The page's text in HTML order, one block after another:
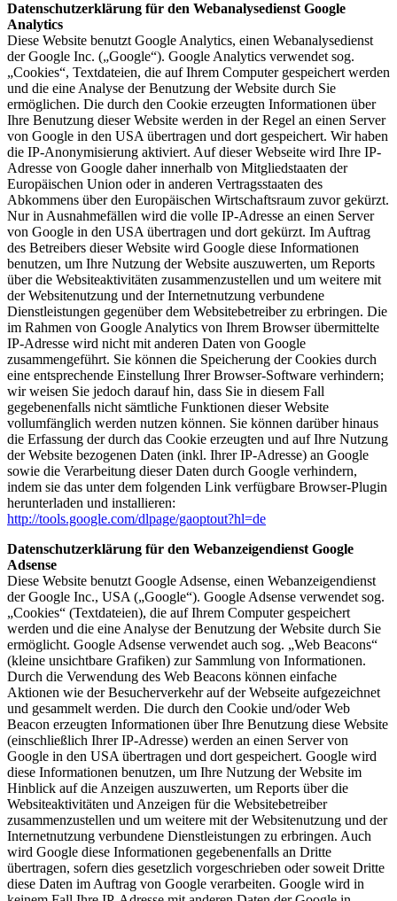
Datenschutzerklärung für den Webanalysedienst Google
Analytics
Diese Website benutzt Google Analytics, einen Webanalysedienst
der Google Inc. („Google“). Google Analytics verwendet sog.
„Cookies“, Textdateien, die auf Ihrem Computer gespeichert werden
und die eine Analyse der Benutzung der Website durch Sie
ermöglichen. Die durch den Cookie erzeugten Informationen über
Ihre Benutzung dieser Website werden in der Regel an einen Server
von Google in den USA übertragen und dort gespeichert. Wir haben
die IP-Anonymisierung aktiviert. Auf dieser Webseite wird Ihre IP-
Adresse von Google daher innerhalb von Mitgliedstaaten der
Europäischen Union oder in anderen Vertragsstaaten des
Abkommens über den Europäischen Wirtschaftsraum zuvor gekürzt.
Nur in Ausnahmefällen wird die volle IP-Adresse an einen Server
von Google in den USA übertragen und dort gekürzt. Im Auftrag
des Betreibers dieser Website wird Google diese Informationen
benutzen, um Ihre Nutzung der Website auszuwerten, um Reports
über die Websiteaktivitäten zusammenzustellen und um weitere mit
der Websitenutzung und der Internetnutzung verbundene
Dienstleistungen gegenüber dem Websitebetreiber zu erbringen. Die
im Rahmen von Google Analytics von Ihrem Browser übermittelte
IP-Adresse wird nicht mit anderen Daten von Google
zusammengeführt. Sie können die Speicherung der Cookies durch
eine entsprechende Einstellung Ihrer Browser-Software verhindern;
wir weisen Sie jedoch darauf hin, dass Sie in diesem Fall
gegebenenfalls nicht sämtliche Funktionen dieser Website
vollumfänglich werden nutzen können. Sie können darüber hinaus
die Erfassung der durch das Cookie erzeugten und auf Ihre Nutzung
der Website bezogenen Daten (inkl. Ihrer IP-Adresse) an Google
sowie die Verarbeitung dieser Daten durch Google verhindern,
indem sie das unter dem folgenden Link verfügbare Browser-Plugin
herunterladen und installieren:
http://tools.google.com/dlpage/gaoptout?hl=de
Datenschutzerklärung für den Webanzeigendienst Google
Adsense
Diese Website benutzt Google Adsense, einen Webanzeigendienst
der Google Inc., USA („Google“). Google Adsense verwendet sog.
„Cookies“ (Textdateien), die auf Ihrem Computer gespeichert
werden und die eine Analyse der Benutzung der Website durch Sie
ermöglicht. Google Adsense verwendet auch sog. „Web Beacons“
(kleine unsichtbare Grafiken) zur Sammlung von Informationen.
Durch die Verwendung des Web Beacons können einfache
Aktionen wie der Besucherverkehr auf der Webseite aufgezeichnet
und gesammelt werden. Die durch den Cookie und/oder Web
Beacon erzeugten Informationen über Ihre Benutzung diese Website
(einschließlich Ihrer IP-Adresse) werden an einen Server von
Google in den USA übertragen und dort gespeichert. Google wird
diese Informationen benutzen, um Ihre Nutzung der Website im
Hinblick auf die Anzeigen auszuwerten, um Reports über die
Websiteaktivitäten und Anzeigen für die Websitebetreiber
zusammenzustellen und um weitere mit der Websitenutzung und der
Internetnutzung verbundene Dienstleistungen zu erbringen. Auch
wird Google diese Informationen gegebenenfalls an Dritte
übertragen, sofern dies gesetzlich vorgeschrieben oder soweit Dritte
diese Daten im Auftrag von Google verarbeiten. Google wird in